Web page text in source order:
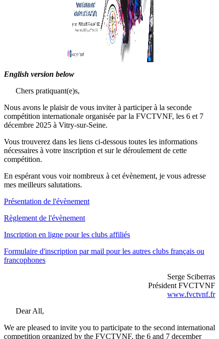
English version below
Chers pratiquant(e)s,
Nous avons le plaisir de vous inviter à participer à la seconde
compétition internationale organisée par la FVCTVNF, les 6 et 7
décembre 2025 à Vitry-sur-Seine.
Vous trouverez dans les liens ci-dessous toutes les informations
nécessaires à votre inscription et sur le déroulement de cette
compétition.
En espérant vous voir nombreux à cet évènement, je vous adresse
mes meilleurs salutations.
Présentation de l'évènement
Règlement de l'évènement
Inscription en ligne pour les clubs affiliés
Formulaire d'inscription par mail pour les autres clubs français ou
francophones
Serge Sciberras
Président FVCTVNF
www.fvctvnf.fr
Dear All,
We are pleased to invite you to participate to the second international
competition organized by the FVCTVNF, the 6 and 7 december